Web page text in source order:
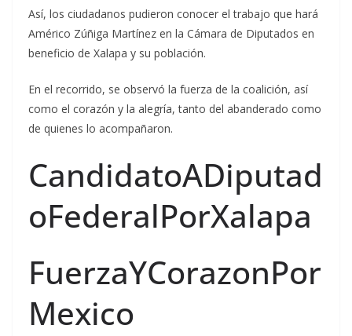
Así, los ciudadanos pudieron conocer el trabajo que hará
Américo Zúñiga Martínez en la Cámara de Diputados en
beneficio de Xalapa y su población.
En el recorrido, se observó la fuerza de la coalición, así
como el corazón y la alegría, tanto del abanderado como
de quienes lo acompañaron.
CandidatoADiputad
oFederalPorXalapa
FuerzaYCorazonPor
Mexico